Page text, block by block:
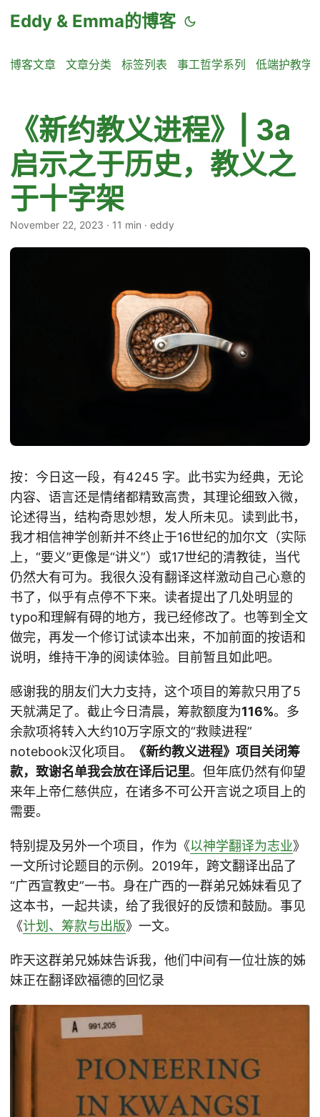
Eddy & Emma的博客
博客文章 文章分类 标签列表 事工哲学系列 低端护教学
《新约教义进程》| 3a
启示之于历史，教义之
于十字架
November 22, 2023 · 11 min · eddy
按：今日这一段，有4245 字。此书实为经典，无论
内容、语言还是情绪都精致高贵，其理论细致入微，
论述得当，结构奇思妙想，发人所未见。读到此书，
我才相信神学创新并不终止于16世纪的加尔文（实际
上，“要义”更像是“讲义”）或17世纪的清教徒，当代
仍然大有可为。我很久没有翻译这样激动自己心意的
书了，似乎有点停不下来。读者提出了几处明显的
typo和理解有碍的地方，我已经修改了。也等到全文
做完，再发一个修订试读本出来，不加前面的按语和
说明，维持干净的阅读体验。目前暂且如此吧。
感谢我的朋友们大力支持，这个项目的筹款只用了5
天就满足了。截止今日清晨，筹款额度为116%。多
余款项将转入大约10万字原文的“救赎进程”
notebook汉化项目。
《新约教义进程》项目关闭筹
款，致谢名单我会放在译后记里。但年底仍然有仰望
来年上帝仁慈供应，在诸多不可公开言说之项目上的
需要。
特别提及另外一个项目，作为《以神学翻译为志业》
一文所讨论题目的示例。2019年，跨文翻译出品了
“广西宣教史”一书。身在广西的一群弟兄姊妹看见了
这本书，一起共读，给了我很好的反馈和鼓励。事见
《计划、筹款与出版》一文。
昨天这群弟兄姊妹告诉我，他们中间有一位壮族的姊
妹正在翻译欧福德的回忆录